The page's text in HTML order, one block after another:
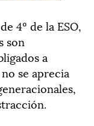
4º de la ESO,
son
a
se aprecia